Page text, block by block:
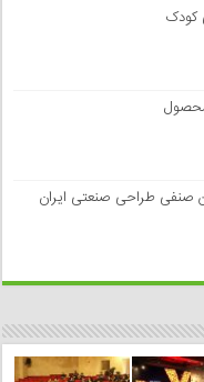
کودک
طراحی صنعتی ایران